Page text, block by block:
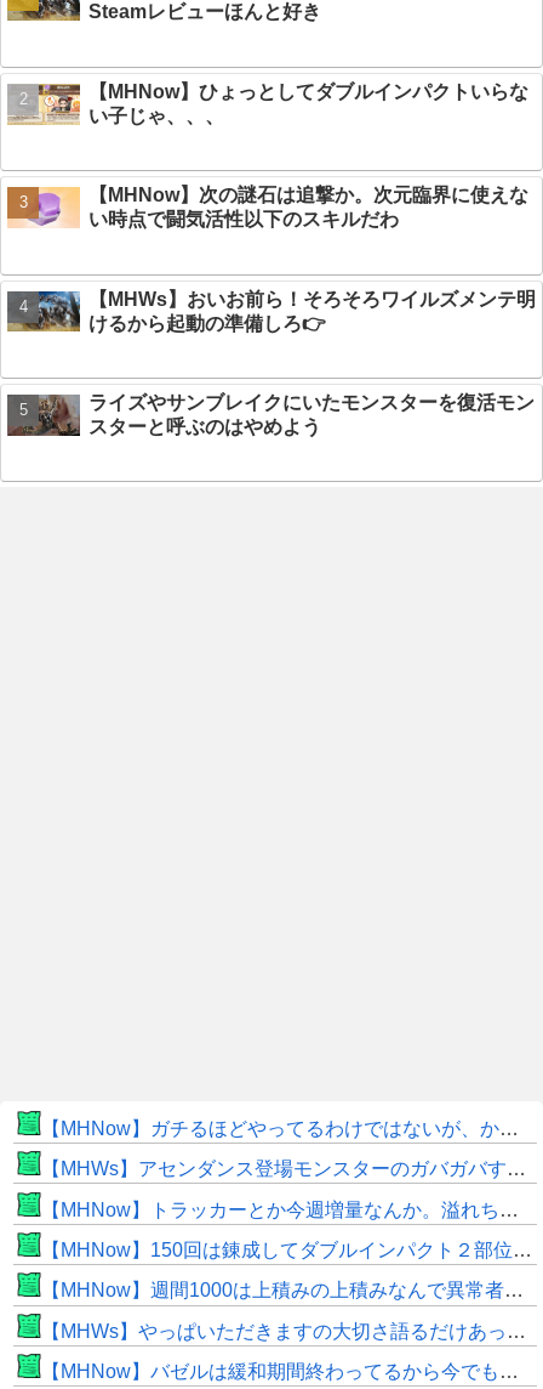
Steamレビューほんと好き
【MHNow】ひょっとしてダブルインパクトいらな
い子じゃ、、、
【MHNow】次の謎石は追撃か。次元臨界に使えな
い時点で闘気活性以下のスキルだわ
【MHWs】おいお前ら！そろそろワイルズメンテ明
けるから起動の準備しろ👉
ライズやサンブレイクにいたモンスターを復活モン
スターと呼ぶのはやめよう
【MHNow】ガチるほどやってるわけではないが、かと言って要撃戦くらいしかやることないんだよな
【MHWs】アセンダンス登場モンスターのガバガバすぎる偽リークきたな
【MHNow】トラッカーとか今週増量なんか。溢れちゃうから来週にして欲しいわ何狩れいうねん
【MHNow】150回は錬成してダブルインパクト２部位だけって流石に泣けてくる
【MHNow】週間1000は上積みの上積みなんで異常者です
【MHWs】やっぱいただきますの大切さ語るだけあって飯のこだわり凄いよね
【MHNow】バゼルは緩和期間終わってるから今でもとんでもない数必要なんじゃない？